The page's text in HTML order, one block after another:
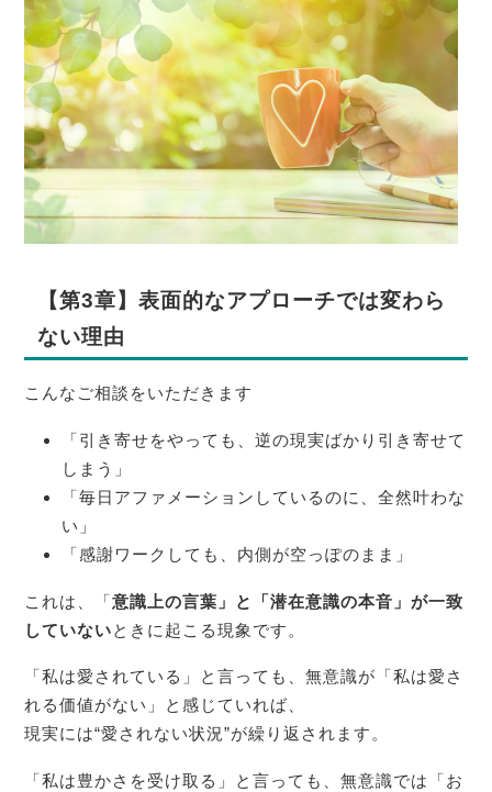
【第3章】表面的なアプローチでは変わら
ない理由
こんなご相談をいただきます
「引き寄せをやっても、逆の現実ばかり引き寄せて
しまう」
「毎日アファメーションしているのに、全然叶わな
い」
「感謝ワークしても、内側が空っぽのまま」
これは、「意識上の言葉」と「潜在意識の本音」が一致
していないときに起こる現象です。
「私は愛されている」と言っても、無意識が「私は愛さ
れる価値がない」と感じていれば、
現実には“愛されない状況”が繰り返されます。
「私は豊かさを受け取る」と言っても、無意識では「お